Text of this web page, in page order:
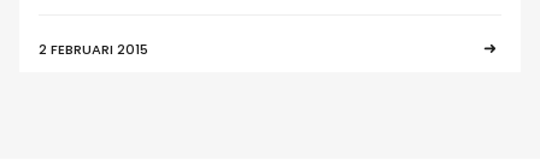
2 FEBRUARI 2015